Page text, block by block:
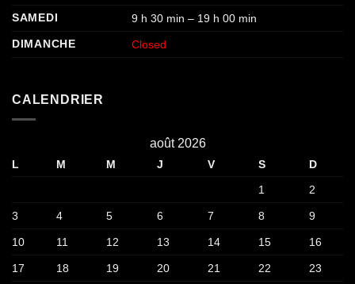
SAMEDI
9 h 30 min – 19 h 00 min
DIMANCHE
Closed
CALENDRIER
août 2026
L M M J V S
D
1
2
3 4 5 6 7 8 9
10 11 12 13 14 15 16
17 18 19 20 21 22 23